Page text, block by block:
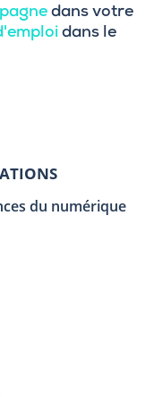
dans votre
dans le
du numérique